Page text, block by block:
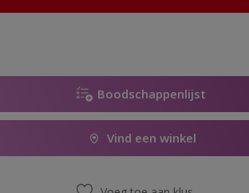
Boodschappenlijst
Vind een winkel